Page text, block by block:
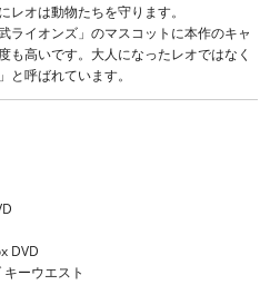
オは動物たちを守ります。
ライオンズ」のマスコットに本作のキャ
も高いです。大人になったレオではなく
と呼ばれています。
DVD
ーウエスト